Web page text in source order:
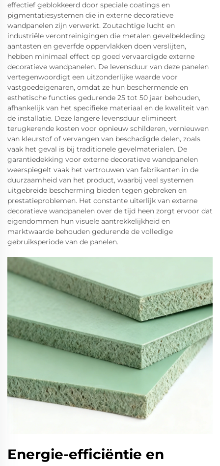
effectief geblokkeerd door speciale coatings en
pigmentatiesystemen die in externe decoratieve
wandpanelen zijn verwerkt. Zoutachtige lucht en
industriële verontreinigingen die metalen gevelbekleding
aantasten en geverfde oppervlakken doen verslijten,
hebben minimaal effect op goed vervaardigde externe
decoratieve wandpanelen. De levensduur van deze panelen
vertegenwoordigt een uitzonderlijke waarde voor
vastgoedeigenaren, omdat ze hun beschermende en
esthetische functies gedurende 25 tot 50 jaar behouden,
afhankelijk van het specifieke materiaal en de kwaliteit van
de installatie. Deze langere levensduur elimineert
terugkerende kosten voor opnieuw schilderen, vernieuwen
van kleurstof of vervangen van beschadigde delen, zoals
vaak het geval is bij traditionele gevelmaterialen. De
garantiedekking voor externe decoratieve wandpanelen
weerspiegelt vaak het vertrouwen van fabrikanten in de
duurzaamheid van het product, waarbij veel systemen
uitgebreide bescherming bieden tegen gebreken en
prestatieproblemen. Het constante uiterlijk van externe
decoratieve wandpanelen over de tijd heen zorgt ervoor dat
eigendommen hun visuele aantrekkelijkheid en
marktwaarde behouden gedurende de volledige
gebruiksperiode van de panelen.
Energie-efficiëntie en